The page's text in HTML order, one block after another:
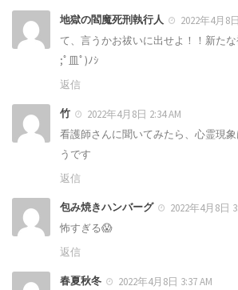
地獄の閻魔死刑執行人
2022年4月8
て、言うかお祓いに出せよ！！新た
;ﾟ皿ﾟ)ﾉｼ
返信
竹
2022年4月8日 2:34 AM
看護師さんに聞いてみたら、心霊現
うです
返信
包み焼きハンバーグ
2022年4月8日
怖すぎる😱
返信
春夏秋冬
2022年4月8日 3:37 AM